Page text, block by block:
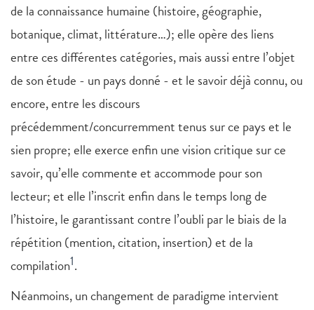
de la connaissance humaine (histoire, géographie,
botanique, climat, littérature…); elle opère des liens
entre ces différentes catégories, mais aussi entre l’objet
de son étude - un pays donné - et le savoir déjà connu, ou
encore, entre les discours
précédemment/concurremment tenus sur ce pays et le
sien propre; elle exerce enfin une vision critique sur ce
savoir, qu’elle commente et accommode pour son
lecteur; et elle l’inscrit enfin dans le temps long de
l’histoire, le garantissant contre l’oubli par le biais de la
répétition (mention, citation, insertion) et de la
compilation1.
Néanmoins, un changement de paradigme intervient